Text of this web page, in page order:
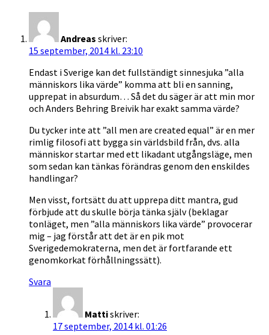
Andreas skriver:
15 september, 2014 kl. 23:10
Endast i Sverige kan det fullständigt sinnesjuka ”alla
människors lika värde” komma att bli en sanning,
upprepat in absurdum… Så det du säger är att min mor
och Anders Behring Breivik har exakt samma värde?
Du tycker inte att ”all men are created equal” är en mer
rimlig filosofi att bygga sin världsbild från, dvs. alla
människor startar med ett likadant utgångsläge, men
som sedan kan tänkas förändras genom den enskildes
handlingar?
Men visst, fortsätt du att upprepa ditt mantra, gud
förbjude att du skulle börja tänka själv (beklagar
tonläget, men ”alla människors lika värde” provocerar
mig – jag förstår att det är en pik mot
Sverigedemokraterna, men det är fortfarande ett
genomkorkat förhållningssätt).
Svara
Mattiskriver:
17 september, 2014 kl. 01:26